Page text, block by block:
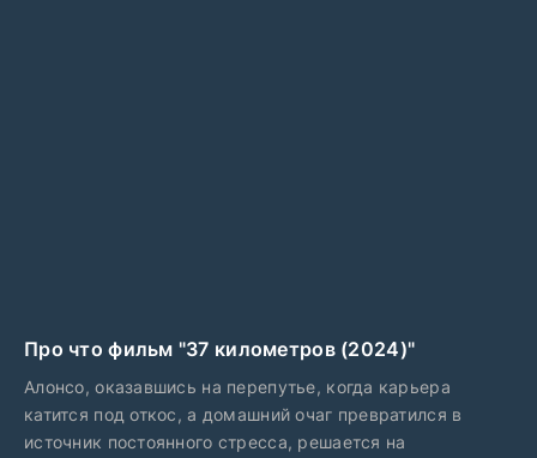
Про что фильм "37 километров (2024)"
Алонсо, оказавшись на перепутье, когда карьера
катится под откос, а домашний очаг превратился в
источник постоянного стресса, решается на